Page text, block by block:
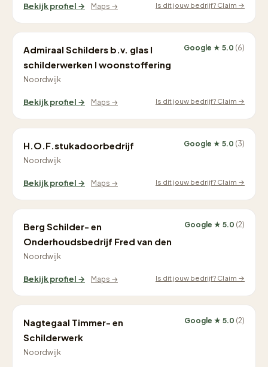
Bekijk profiel → Maps → Is dit jouw bedrijf? Claim →
Admiraal Schilders b.v. glas I
schilderwerken I woonstoffering
Noordwijk
Google ★ 5.0 (6)
Bekijk profiel → Maps → Is dit jouw bedrijf? Claim →
H.O.F.stukadoorbedrijf
Noordwijk
Google ★ 5.0 (3)
Bekijk profiel → Maps → Is dit jouw bedrijf? Claim →
Berg Schilder- en
Onderhoudsbedrijf Fred van den
Noordwijk
Google ★ 5.0 (2)
Bekijk profiel → Maps → Is dit jouw bedrijf? Claim →
Nagtegaal Timmer- en
Schilderwerk
Noordwijk
Google ★ 5.0 (2)